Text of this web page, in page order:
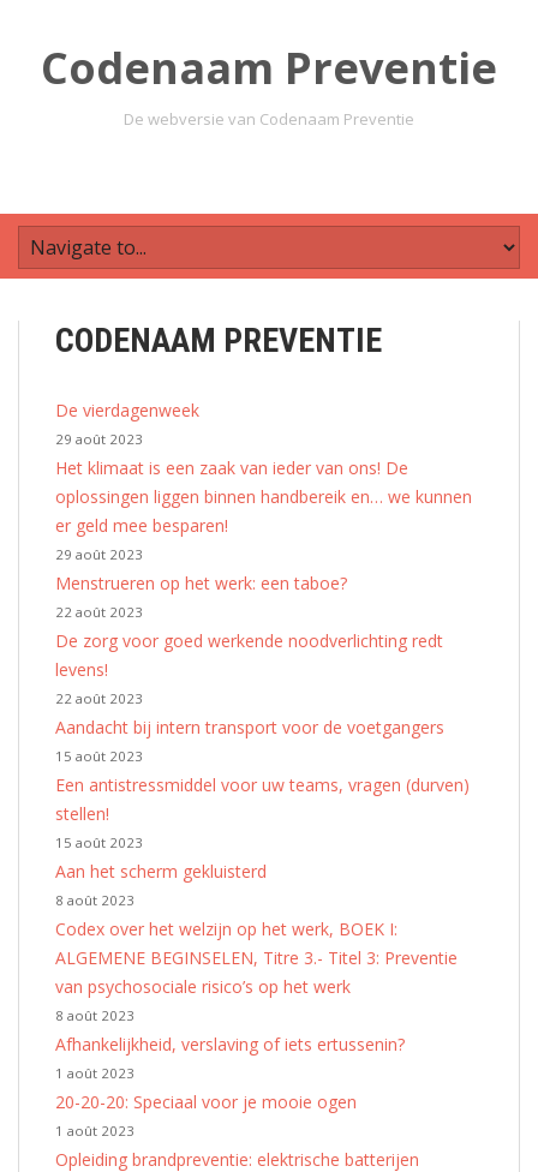
Codenaam Preventie
De webversie van Codenaam Preventie
CODENAAM PREVENTIE
De vierdagenweek
29 août 2023
Het klimaat is een zaak van ieder van ons! De
oplossingen liggen binnen handbereik en… we kunnen
er geld mee besparen!
29 août 2023
Menstrueren op het werk: een taboe?
22 août 2023
De zorg voor goed werkende noodverlichting redt
levens!
22 août 2023
Aandacht bij intern transport voor de voetgangers
15 août 2023
Een antistressmiddel voor uw teams, vragen (durven)
stellen!
15 août 2023
Aan het scherm gekluisterd
8 août 2023
Codex over het welzijn op het werk, BOEK I:
ALGEMENE BEGINSELEN, Titre 3.- Titel 3: Preventie
van psychosociale risico’s op het werk
8 août 2023
Afhankelijkheid, verslaving of iets ertussenin?
1 août 2023
20-20-20: Speciaal voor je mooie ogen
1 août 2023
Opleiding brandpreventie: elektrische batterijen